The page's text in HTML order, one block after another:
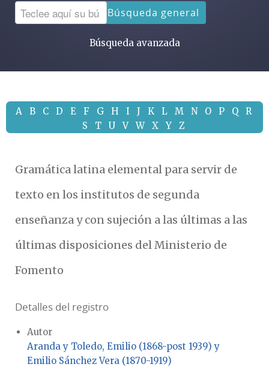
Búsqueda general
Búsqueda avanzada
A B C D E F G H I J K L M N O P Q
R
S
T U V W X Y Z
Gramática latina elemental para servir de
texto en los institutos de segunda
enseñanza y con sujeción a las últimas a las
últimas disposiciones del Ministerio de
Fomento
Detalles del registro
Autor
Aranda y Toledo, Emilio (1868-post 1939) y
Emilio Sánchez Vera (1870-1919)